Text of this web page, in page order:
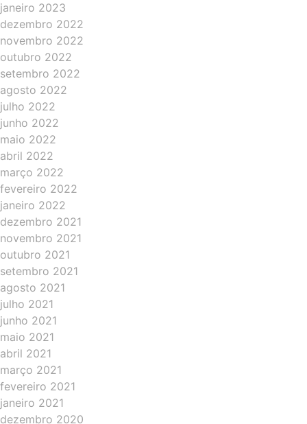
janeiro 2023
dezembro 2022
novembro 2022
outubro 2022
setembro 2022
agosto 2022
julho 2022
junho 2022
maio 2022
abril 2022
março 2022
fevereiro 2022
janeiro 2022
dezembro 2021
novembro 2021
outubro 2021
setembro 2021
agosto 2021
julho 2021
junho 2021
maio 2021
abril 2021
março 2021
fevereiro 2021
janeiro 2021
dezembro 2020